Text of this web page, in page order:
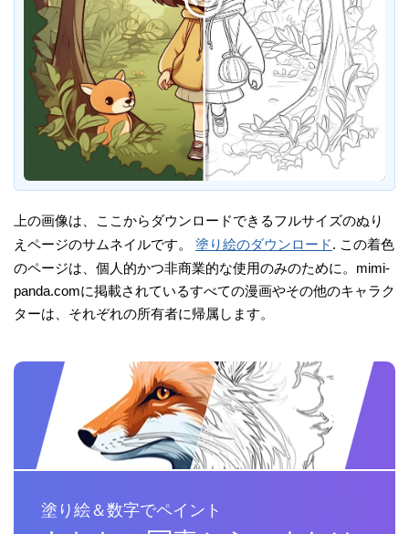
上の画像は、ここからダウンロードできるフルサイズのぬり
えページのサムネイルです。 塗り絵のダウンロード. この着色
のページは、個人的かつ非商業的な使用のみのために。mimi-
panda.comに掲載されているすべての漫画やその他のキャラク
ターは、それぞれの所有者に帰属します。
塗り絵＆数字でペイント